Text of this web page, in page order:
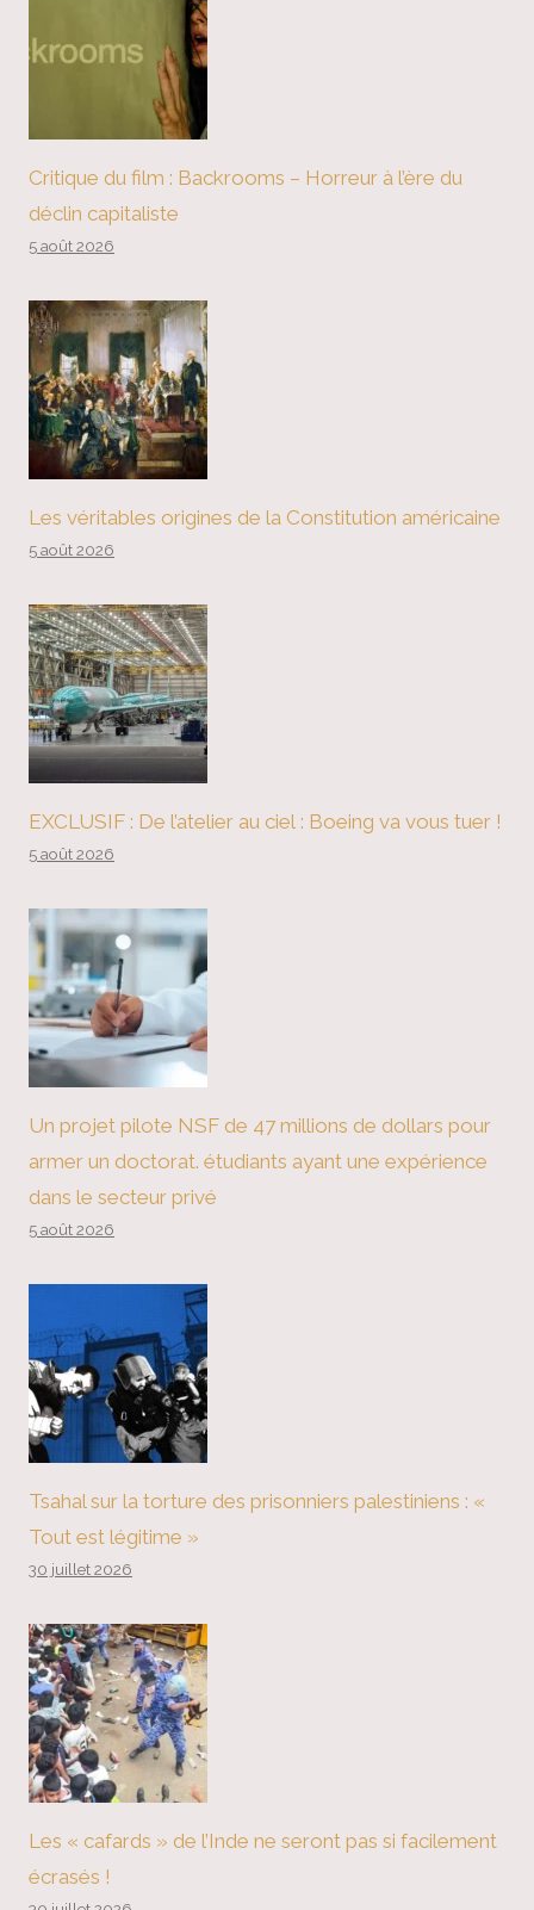
Critique du film : Backrooms – Horreur à l’ère du
déclin capitaliste
5 août 2026
Les véritables origines de la Constitution américaine
5 août 2026
EXCLUSIF : De l’atelier au ciel : Boeing va vous tuer !
5 août 2026
Un projet pilote NSF de 47 millions de dollars pour
armer un doctorat. étudiants ayant une expérience
dans le secteur privé
5 août 2026
Tsahal sur la torture des prisonniers palestiniens : «
Tout est légitime »
30 juillet 2026
Les « cafards » de l’Inde ne seront pas si facilement
écrasés !